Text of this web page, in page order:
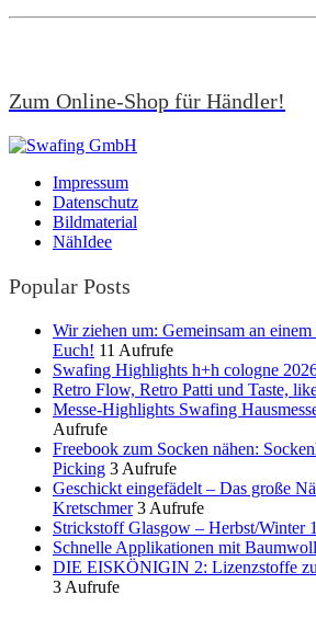
Zum Online-Shop für Händler!
Impressum
Datenschutz
Bildmaterial
NähIdee
Popular Posts
Wir ziehen um: Gemeinsam an
Euch! 11 Aufrufe
Swafing Highlights h+h cologne
Retro Flow, Retro Patti und Taste,
Messe-Highlights Swafing
Aufrufe
Freebook zum Socken nähen:
Picking 3 Aufrufe
Geschickt eingefädelt – Das große
Kretschmer 3 Aufrufe
Strickstoff Glasgow – Herbst/Winter
Schnelle Applikationen mit
DIE EISKÖNIGIN 2: Lizenzstoffe
3 Aufrufe